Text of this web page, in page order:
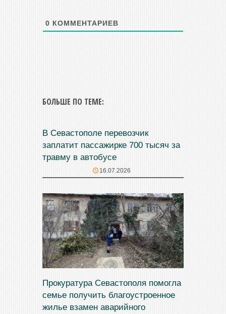
0 КОММЕНТАРИЕВ
БОЛЬШЕ ПО ТЕМЕ:
В Севастополе перевозчик
заплатит пассажирке 700 тысяч за
травму в автобусе
16.07.2026
Прокуратура Севастополя помогла
семье получить благоустроенное
жилье взамен аварийного